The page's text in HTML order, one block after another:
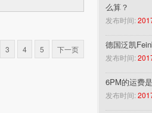
3 4 5 下一页
么算？
发布时间:
德国泛凯
发布时间:
6PM的运费
发布时间: